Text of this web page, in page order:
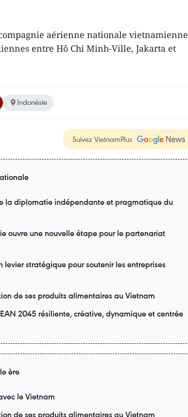
aérienne nationale vietnamienne
entre Hô Chi Minh-Ville, Jakarta et
Indonésie
Suivez VietnamPlus
la diplomatie indépendante et pragmatique du
ouvre une nouvelle étape pour le partenariat
stratégique pour soutenir les entreprises
de ses produits alimentaires au Vietnam
2045 résiliente, créative, dynamique et centrée
ère
le Vietnam
de ses produits alimentaires au Vietnam